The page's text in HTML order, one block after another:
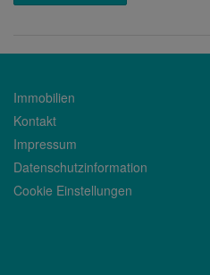
Immobilien
Kontakt
Impressum
Datenschutzinformation
Cookie Einstellungen